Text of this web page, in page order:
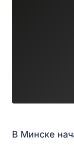
В Минске